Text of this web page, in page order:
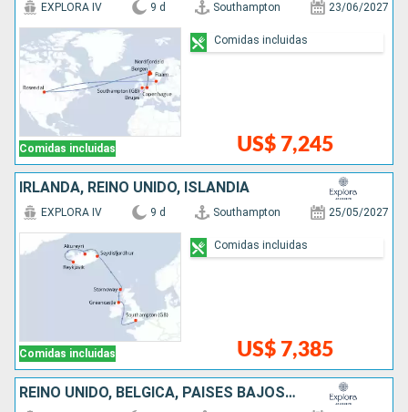
Comidas incluidas
EXPLORA IV 9 d Southampton 23/06/2027
US$ 7,245
Comidas incluidas
IRLANDA, REINO UNIDO, ISLANDIA
Comidas incluidas
EXPLORA IV 9 d Southampton 25/05/2027
US$ 7,385
Comidas incluidas
REINO UNIDO, BÉLGICA, PAISES BAJOS, ALEMANIA, DINAMARCA, ESTONIA, FINLANDIA, SUECIA